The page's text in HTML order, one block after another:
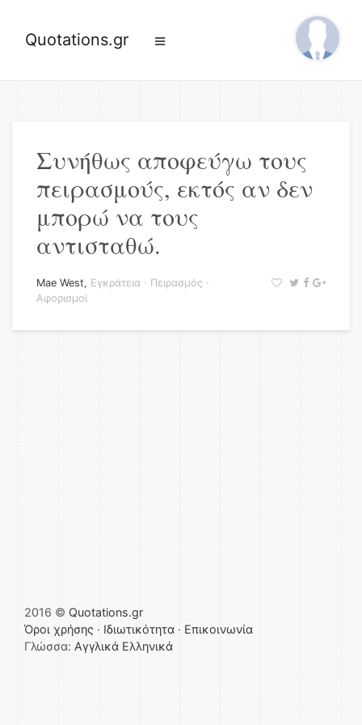
Quotations.gr
Συνήθως αποφεύγω τους
πειρασμούς, εκτός αν δεν
μπορώ να τους
αντισταθώ.
Mae West, Εγκράτεια · Πειρασμός ·
Αφορισμοί
2016 © Quotations.gr
Όροι χρήσης · Ιδιωτικότητα · Επικοινωνία
Γλώσσα: Αγγλικά Ελληνικά